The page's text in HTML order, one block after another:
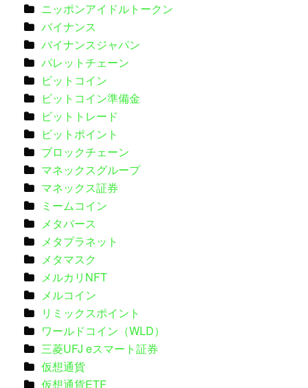
ニッポンアイドルトークン
バイナンス
バイナンスジャパン
パレットチェーン
ビットコイン
ビットコイン準備金
ビットトレード
ビットポイント
ブロックチェーン
マネックスグループ
マネックス証券
ミームコイン
メタバース
メタプラネット
メタマスク
メルカリNFT
メルコイン
リミックスポイント
ワールドコイン（WLD）
三菱UFJ eスマート証券
仮想通貨
仮想通貨ETF